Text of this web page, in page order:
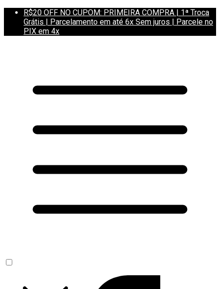
R$20 OFF NO CUPOM: PRIMEIRA COMPRA | 1ª Troca
Grátis | Parcelamento em até 6x Sem juros | Parcele no
PIX em 4x